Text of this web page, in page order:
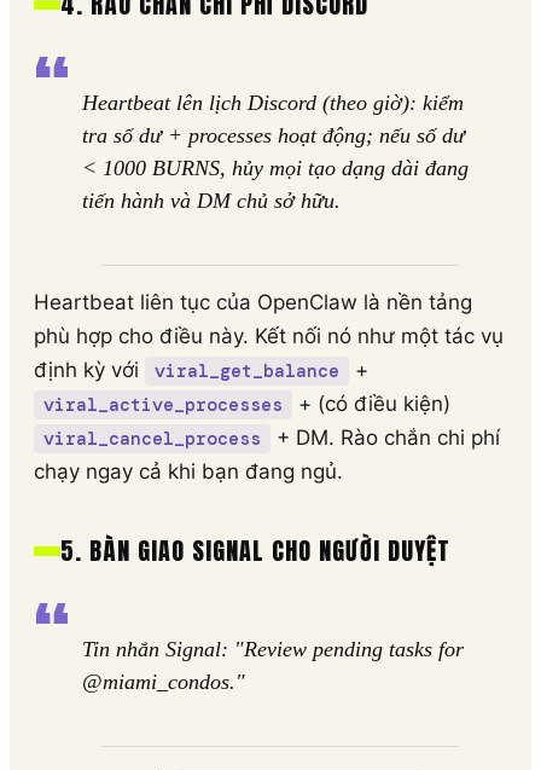
Heartbeat lên lịch Discord (theo giờ): kiểm
tra số dư + processes hoạt động; nếu số dư
< 1000 BURNS, hủy mọi tạo dạng dài đang
tiến hành và DM chủ sở hữu.
Heartbeat liên tục của OpenClaw là nền tảng
phù hợp cho điều này. Kết nối nó như một tác vụ
định kỳ với
viral_get_balance
+
viral_active_processes
+ (có điều kiện)
viral_cancel_process
+ DM. Rào chắn chi phí
chạy ngay cả khi bạn đang ngủ.
5. BÀN GIAO SIGNAL CHO NGƯỜI DUYỆT
Tin nhắn Signal: "Review pending tasks for
@miami_condos."